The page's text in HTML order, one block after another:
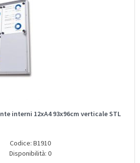
interni 12xA4 93x96cm verticale STL
Codice: B1910
Disponibilità: 0